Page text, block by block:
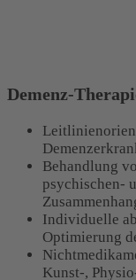
Demenz-
Behandlung
psychischen-
Individuelle
Optimierung
Kunst-,